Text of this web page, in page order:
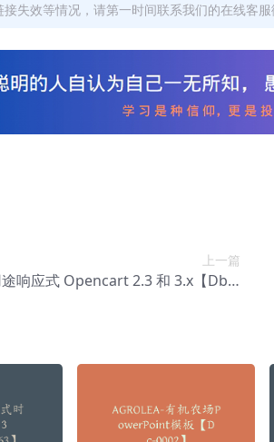
失效等情况，请第一时间联系我们的在线客服
上一篇
响应式 Opencart 2.3 和 3.x【Db-0